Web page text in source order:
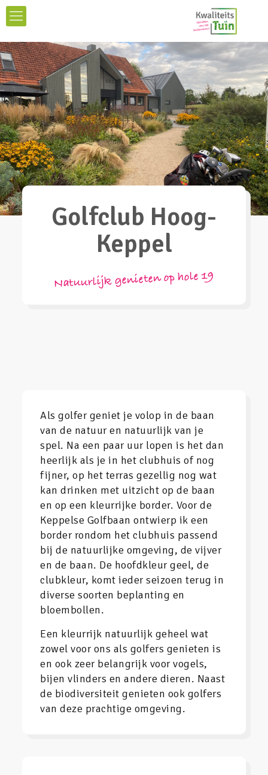
Golfclub Hoog-
Keppel
Natuurlijk genieten op hole 19
Als golfer geniet je volop in de baan
van de natuur en natuurlijk van je
spel. Na een paar uur lopen is het dan
heerlijk als je in het clubhuis of nog
fijner, op het terras gezellig nog wat
kan drinken met uitzicht op de baan
en op een kleurrijke border. Voor de
Keppelse Golfbaan ontwierp ik een
border rondom het clubhuis passend
bij de natuurlijke omgeving, de vijver
en de baan. De hoofdkleur geel, de
clubkleur, komt ieder seizoen terug in
diverse soorten beplanting en
bloembollen.
Een kleurrijk natuurlijk geheel wat
zowel voor ons als golfers genieten is
en ook zeer belangrijk voor vogels,
bijen vlinders en andere dieren. Naast
de biodiversiteit genieten ook golfers
van deze prachtige omgeving.